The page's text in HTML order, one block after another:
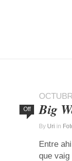
Off Big
By Uri in
Entre
que